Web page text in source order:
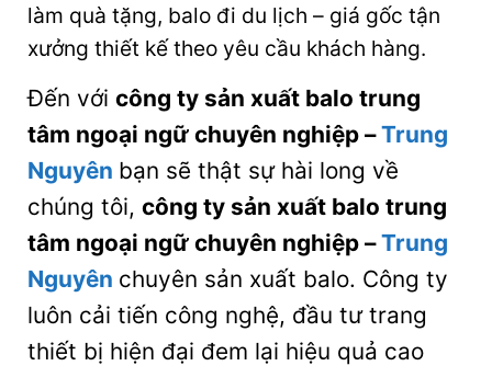
làm quà tặng, balo đi du lịch – giá gốc tận
xưởng thiết kế theo yêu cầu khách hàng.
Đến với công ty sản xuất balo trung
tâm ngoại ngữ chuyên nghiệp–Trung
Nguyên bạn sẽ thật sự hài long về
chúng tôi, công ty sản xuất balo trung
tâm ngoại ngữ chuyên nghiệp–Trung
Nguyên chuyên sản xuất balo. Công ty
luôn cải tiến công nghệ, đầu tư trang
thiết bị hiện đại đem lại hiệu quả cao